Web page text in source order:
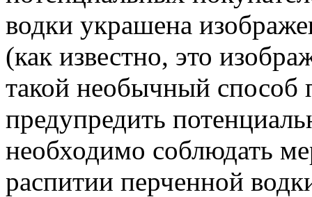
водки украшена
(как известно, это
такой необычный способ
предупредить
необходимо соблюдать
распитии перченной